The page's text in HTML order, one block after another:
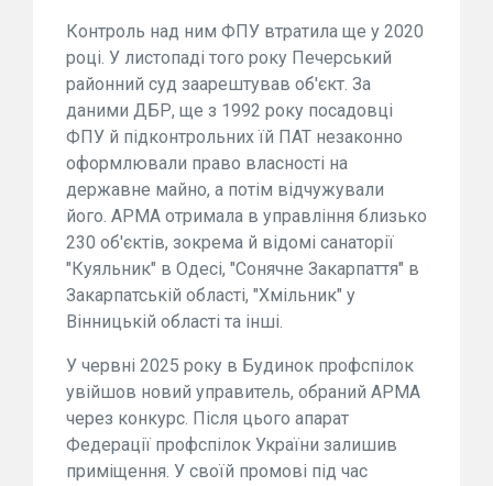
Контроль над ним ФПУ втратила ще у 2020
році. У листопаді того року Печерський
районний суд заарештував об'єкт. За
даними ДБР, ще з 1992 року посадовці
ФПУ й підконтрольних їй ПАТ незаконно
оформлювали право власності на
державне майно, а потім відчужували
його. АРМА отримала в управління близько
230 об'єктів, зокрема й відомі санаторії
"Куяльник" в Одесі, "Сонячне Закарпаття" в
Закарпатській області, "Хмільник" у
Вінницькій області та інші.
У червні 2025 року в Будинок профспілок
увійшов новий управитель, обраний АРМА
через конкурс. Після цього апарат
Федерації профспілок України залишив
приміщення. У своїй промові під час